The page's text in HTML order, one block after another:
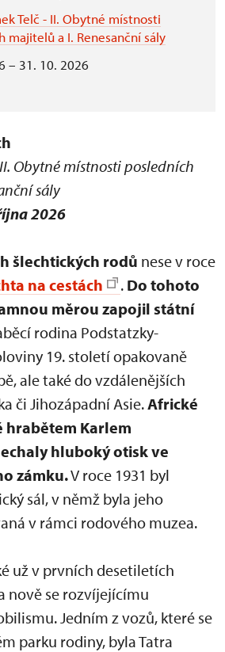
Telč - II. Obytné místnosti
majitelů a I. Renesanční sály
– 31. 10. 2026
Obytné místnosti posledních
sály
2026
šlechtických rodů nese v roce
na cestách . Do tohoto
měrou zapojil státní
rodina Podstatzky-
19. století opakovaně
ale také do vzdálenějších
či Jihozápadní Asie.Africké
Karlem
hluboký otisk ve
zámku.V roce 1931 byl
sál, v němž byla jeho
v rámci rodového muzea.
už v prvních desetiletích
nově se rozvíjejícímu
Jedním z vozů, které se
parku rodiny, byla Tatra